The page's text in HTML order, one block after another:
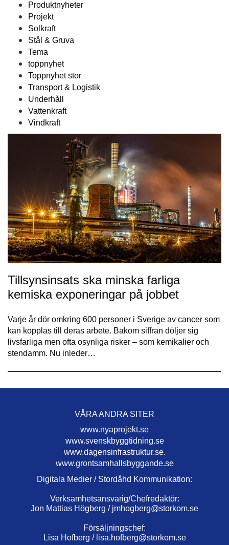
Produktnyheter
Projekt
Solkraft
Stål & Gruva
Tema
toppnyhet
Toppnyhet stor
Transport & Logistik
Underhåll
Vattenkraft
Vindkraft
Tillsynsinsats ska minska farliga
kemiska exponeringar på jobbet
Varje år dör omkring 600 personer i Sverige av cancer som
kan kopplas till deras arbete. Bakom siffran döljer sig
livsfarliga men ofta osynliga risker – som kemikalier och
stendamm. Nu inleder…
VÅRA ANDRA SITER
www.nyaprojekt.se
www.svenskbyggtidning.se
www.dagensinfrastruktur.se.
www.grontsamhallsbyggande.se
Digitala Medier / Stordåhd Kommunikation:
Verksamhetsansvarig/Chefredaktör:
Jon Mattias Högberg / jmhogberg@storkom.se
Försäljningschef:
Lisa Hofberg / lisa.hofberg@storkom.se